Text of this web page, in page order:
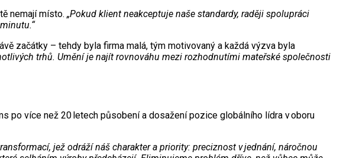
nemají místo. „Pokud klient neakceptuje naše standardy, raději spolupráci
začátky – tehdy byla firma malá, tým motivovaný a každá výzva byla
trhů. Umění je najít rovnováhu mezi rozhodnutími mateřské společnosti
po více než 20 letech působení a dosažení pozice globálního lídra v oboru
jež odráží náš charakter a priority: preciznost v jednání, náročnou